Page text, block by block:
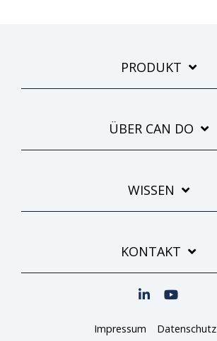
PRODUKT
ÜBER CAN DO
WISSEN
KONTAKT
Impressum Datenschutz